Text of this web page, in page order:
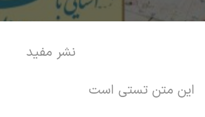
نشر مفید
این متن تستی است